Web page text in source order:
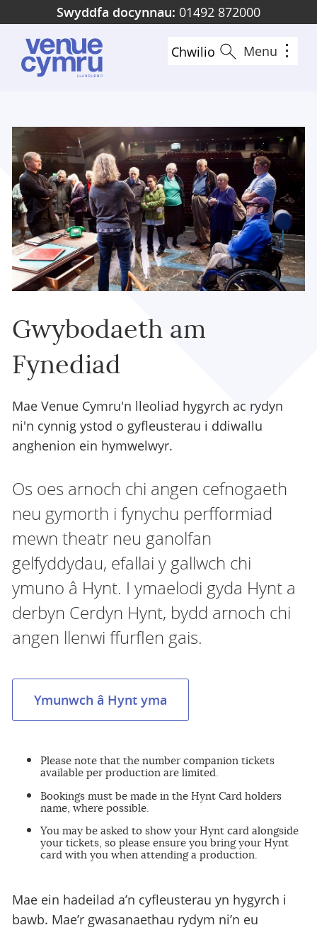
to
main
content
Swyddfa docynnau: 01492 872000
Chwilio Menu
Gwybodaeth am
Fynediad
Mae Venue Cymru'n lleoliad hygyrch ac rydyn
ni'n cynnig ystod o gyfleusterau i ddiwallu
anghenion ein hymwelwyr.
Os oes arnoch chi angen cefnogaeth
neu gymorth i fynychu perfformiad
mewn theatr neu ganolfan
gelfyddydau, efallai y gallwch chi
ymuno â Hynt. I ymaelodi gyda Hynt a
derbyn Cerdyn Hynt, bydd arnoch chi
angen llenwi ffurflen gais.
Ymunwch â Hynt yma
Please note that the number companion tickets
available per production are limited.
Bookings must be made in the Hynt Card holders
name, where possible.
You may be asked to show your Hynt card alongside
your tickets, so please ensure you bring your Hynt
card with you when attending a production.
Mae ein hadeilad a’n cyfleusterau yn hygyrch i
bawb. Mae’r gwasanaethau rydym ni’n eu